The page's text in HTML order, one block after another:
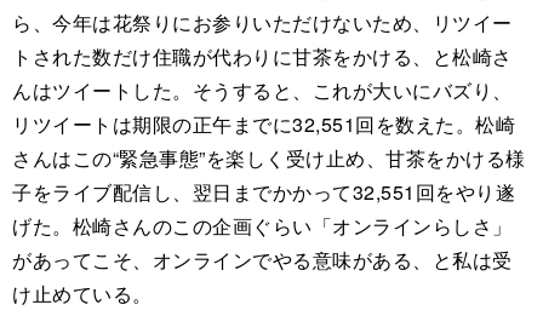
ら、今年は花祭りにお参りいただけないため、リツイー
トされた数だけ住職が代わりに甘茶をかける、と松崎さ
んはツイートした。そうすると、これが大いにバズり、
リツイートは期限の正午までに32,551回を数えた。松崎
さんはこの“緊急事態”を楽しく受け止め、甘茶をかける様
子をライブ配信し、翌日までかかって32,551回をやり遂
げた。松崎さんのこの企画ぐらい「オンラインらしさ」
があってこそ、オンラインでやる意味がある、と私は受
け止めている。